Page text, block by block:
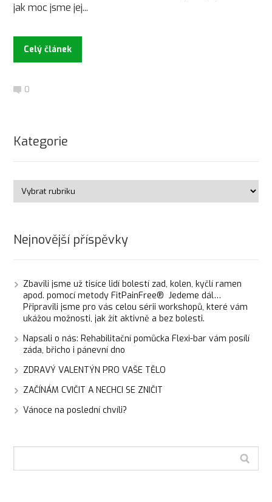
jak moc jsme jej...
Celý článek
0
Kategorie
Nejnovější příspěvky
Zbavili jsme už tisíce lidí bolestí zad, kolen, kyčlí ramen
apod. pomocí metody FitPainFree® Jedeme dál…
Připravili jsme pro vás celou sérii workshopů, které vám
ukážou možnosti, jak žít aktivně a bez bolesti.
Napsali o nás: Rehabilitační pomůcka Flexi-bar vám posílí
záda, břicho i pánevní dno
ZDRAVÝ VALENTÝN PRO VAŠE TĚLO
ZAČÍNÁM CVIČIT A NECHCI SE ZNIČIT
Vánoce na poslední chvíli?